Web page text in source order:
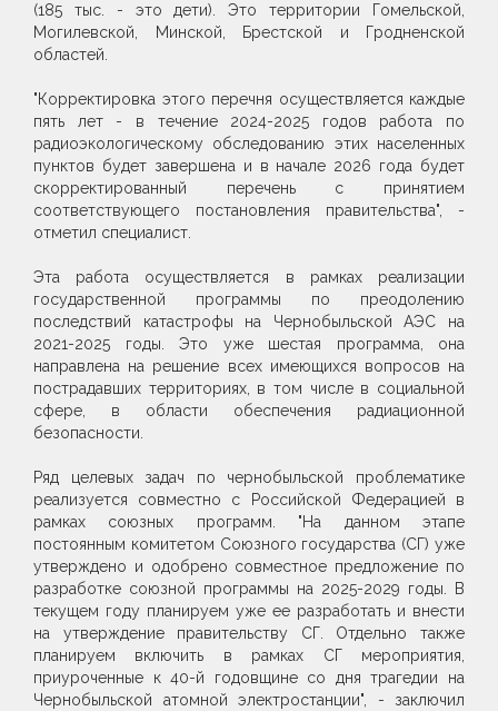
(185 тыс. - это дети). Это территории Гомельской,
Могилевской, Минской, Брестской и Гродненской
областей.
"Корректировка этого перечня осуществляется каждые
пять лет - в течение 2024-2025 годов работа по
радиоэкологическому обследованию этих населенных
пунктов будет завершена и в начале 2026 года будет
скорректированный перечень с принятием
соответствующего постановления правительства", -
отметил специалист.
Эта работа осуществляется в рамках реализации
государственной программы по преодолению
последствий катастрофы на Чернобыльской АЭС на
2021-2025 годы. Это уже шестая программа, она
направлена на решение всех имеющихся вопросов на
пострадавших территориях, в том числе в социальной
сфере, в области обеспечения радиационной
безопасности.
Ряд целевых задач по чернобыльской проблематике
реализуется совместно с Российской Федерацией в
рамках союзных программ. "На данном этапе
постоянным комитетом Союзного государства (СГ) уже
утверждено и одобрено совместное предложение по
разработке союзной программы на 2025-2029 годы. В
текущем году планируем уже ее разработать и внести
на утверждение правительству СГ. Отдельно также
планируем включить в рамках СГ мероприятия,
приуроченные к 40-й годовщине со дня трагедии на
Чернобыльской атомной электростанции", - заключил